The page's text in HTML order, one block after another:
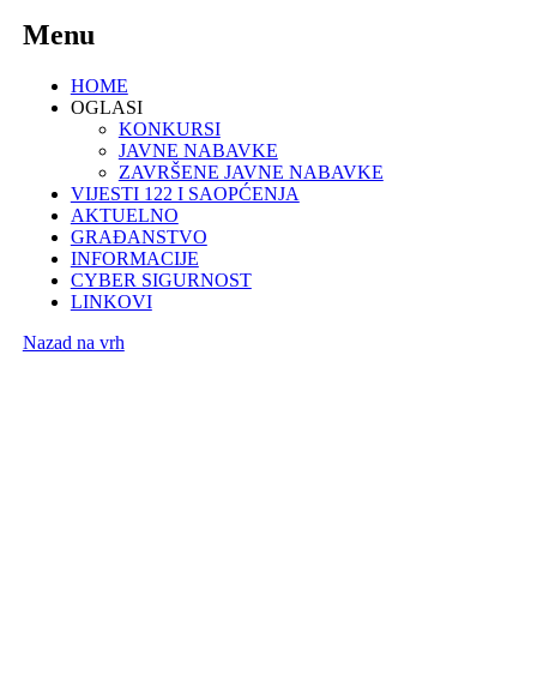
Menu
HOME
OGLASI
KONKURSI
JAVNE NABAVKE
ZAVRŠENE JAVNE NABAVKE
VIJESTI 122 I SAOPĆENJA
AKTUELNO
GRAĐANSTVO
INFORMACIJE
CYBER SIGURNOST
LINKOVI
Nazad na vrh